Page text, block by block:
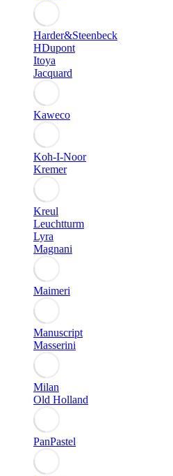
Harder&Steenbeck
HDupont
Itoya
Jacquard
Kaweco
Koh-I-Noor
Kremer
Kreul
Leuchtturm
Lyra
Magnani
Maimeri
Manuscript
Masserini
Milan
Old Holland
PanPastel